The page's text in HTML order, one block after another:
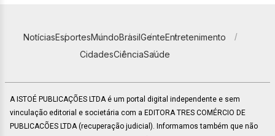
NotíciasEsportesMundoBrasilGenteEntretenimento
CidadesCiênciaSaúde
A ISTOÉ PUBLICAÇÕES LTDA é um portal digital independente e sem
vinculação editorial e societária com a EDITORA TRES COMÉRCIO DE
PUBLICACÕES LTDA (recuperação judicial). Informamos também que não